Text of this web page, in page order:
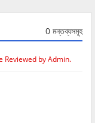
0 মন্তব্যসমূহ
Reviewed by Admin.